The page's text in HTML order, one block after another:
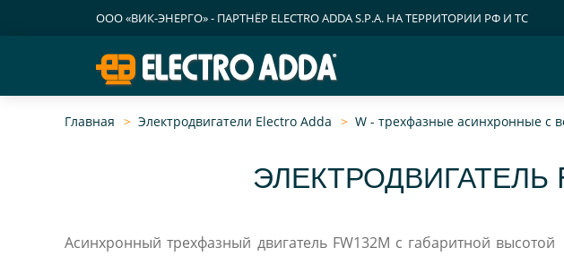
ООО «ВИК-ЭНЕРГО» - ПАРТНЁР ELECTRO ADDA S.P.A. НА ТЕРРИТОРИИ РФ И ТС
Главная Электродвигатели Electro Adda W - трехфазные асинхронные с
ЭЛЕКТРОДВИГАТЕЛЬ
Асинхронный трехфазный двигатель FW132M с габаритной высотой